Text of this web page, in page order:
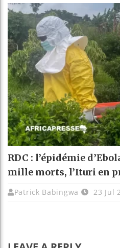
RDC : l’épidémie
mille morts, l’Ituri en
Patrick Babingwa 23 Jul